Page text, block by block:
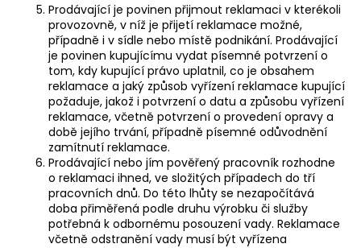
Prodávající je povinen přijmout reklamaci v kterékoli
provozovně, v níž je přijetí reklamace možné,
případně i v sídle nebo místě podnikání. Prodávající
je povinen kupujícímu vydat písemné potvrzení o
tom, kdy kupující právo uplatnil, co je obsahem
reklamace a jaký způsob vyřízení reklamace kupující
požaduje, jakož i potvrzení o datu a způsobu vyřízení
reklamace, včetně potvrzení o provedení opravy a
době jejího trvání, případně písemné odůvodnění
zamítnutí reklamace.
Prodávající nebo jím pověřený pracovník rozhodne
o reklamaci ihned, ve složitých případech do tří
pracovních dnů. Do této lhůty se nezapočítává
doba přiměřená podle druhu výrobku či služby
potřebná k odbornému posouzení vady. Reklamace
včetně odstranění vady musí být vyřízena